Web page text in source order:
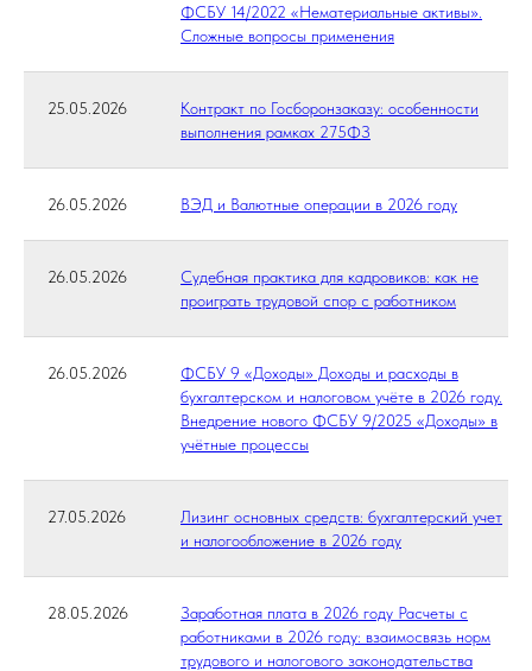
ФСБУ 14/2022 «Нематериальные активы».
Сложные вопросы применения
25.05.2026
Контракт по Госборонзаказу: особенности
выполнения рамках 275ФЗ
26.05.2026 ВЭД и Валютные операции в 2026 году
26.05.2026
Судебная практика для кадровиков: как не
проиграть трудовой спор с работником
26.05.2026
ФСБУ 9 «Доходы» Доходы и расходы в
бухгалтерском и налоговом учёте в 2026 году.
Внедрение нового ФСБУ 9/2025 «Доходы» в
учётные процессы
27.05.2026
Лизинг основных средств: бухгалтерский учет
и налогообложение в 2026 году
28.05.2026
Заработная плата в 2026 году Расчеты с
работниками в 2026 году: взаимосвязь норм
трудового и налогового законодательства